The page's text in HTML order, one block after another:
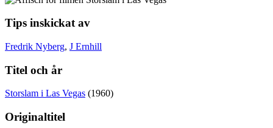
Tips inskickat av
Fredrik Nyberg, J Ernhill
Titel och år
Storslam i Las Vegas (1960)
Originaltitel